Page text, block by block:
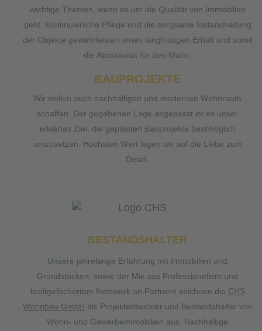
wichtige Themen, wenn es um die Qualität von Immobilien
geht. Kontinuierliche Pflege und die sorgsame Instandhaltung
der Objekte gewährleisten einen langfristigen Erhalt und somit
die Attraktivität für den Markt.
BAUPROJEKTE
Wir wollen auch nachhaltigen und modernen Wohnraum
schaffen. Der gegebenen Lage angepasst ist es unser
erklärtes Ziel, die geplanten Bauprojekte bestmöglich
umzusetzen. Höchsten Wert legen wir auf die Liebe zum
Detail.
BESTANDSHALTER
Unsere jahrelange Erfahrung mit Immobilien und
Grundstücken, sowie der Mix aus Professionellem und
breitgefächertem Netzwerk an Partnern zeichnen die CHS
Wohnbau GmbH als Projektentwickler und Bestandshalter von
Wohn- und Gewerbeimmobilien aus. Nachhaltige